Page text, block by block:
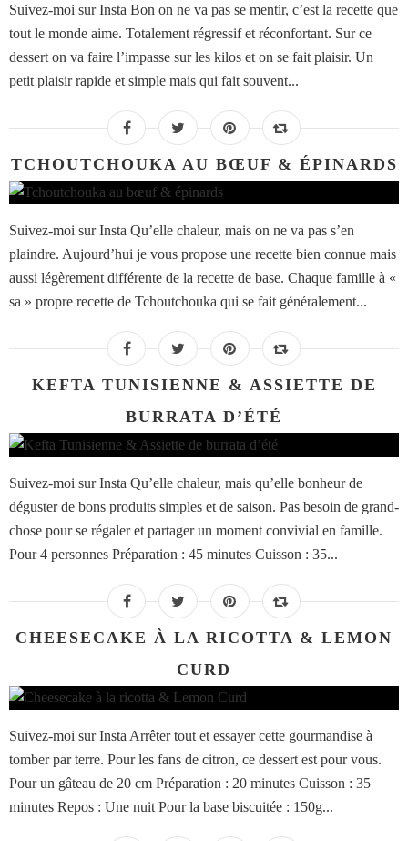
Suivez-moi sur Insta Bon on ne va pas se mentir, c’est la recette que
tout le monde aime. Totalement régressif et réconfortant. Sur ce
dessert on va faire l’impasse sur les kilos et on se fait plaisir. Un
petit plaisir rapide et simple mais qui fait souvent...
TCHOUTCHOUKA AU BŒUF & ÉPINARDS
Suivez-moi sur Insta Qu’elle chaleur, mais on ne va pas s’en
plaindre. Aujourd’hui je vous propose une recette bien connue mais
aussi légèrement différente de la recette de base. Chaque famille à «
sa » propre recette de Tchoutchouka qui se fait généralement...
KEFTA TUNISIENNE & ASSIETTE DE
BURRATA D’ÉTÉ
Suivez-moi sur Insta Qu’elle chaleur, mais qu’elle bonheur de
déguster de bons produits simples et de saison. Pas besoin de grand-
chose pour se régaler et partager un moment convivial en famille.
Pour 4 personnes Préparation : 45 minutes Cuisson : 35...
CHEESECAKE À LA RICOTTA & LEMON
CURD
Suivez-moi sur Insta Arrêter tout et essayer cette gourmandise à
tomber par terre. Pour les fans de citron, ce dessert est pour vous.
Pour un gâteau de 20 cm Préparation : 20 minutes Cuisson : 35
minutes Repos : Une nuit Pour la base biscuitée : 150g...